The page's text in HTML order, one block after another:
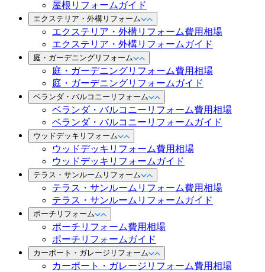
屋根リフォームガイド
エクステリア・外構リフォーム
エクステリア・外構リフォーム費用相場
エクステリア・外構リフォームガイド
庭・ガーデニングリフォーム
庭・ガーデニングリフォーム費用相場
庭・ガーデニングリフォームガイド
ベランダ・バルコニーリフォーム
ベランダ・バルコニーリフォーム費用相場
ベランダ・バルコニーリフォームガイド
ウッドデッキリフォーム
ウッドデッキリフォーム費用相場
ウッドデッキリフォームガイド
テラス・サンルームリフォーム
テラス・サンルームリフォーム費用相場
テラス・サンルームリフォームガイド
ポーチリフォーム
ポーチリフォーム費用相場
ポーチリフォームガイド
カーポート・ガレージリフォーム
カーポート・ガレージリフォーム費用相場